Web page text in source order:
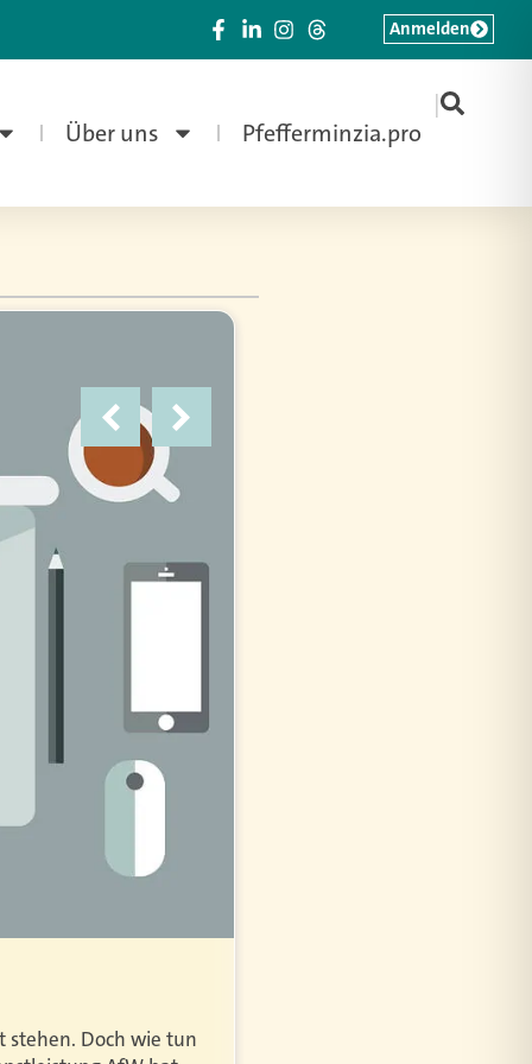
Über uns Pfefferminzia.pro
|
Anmelden
stehen. Doch wie tun